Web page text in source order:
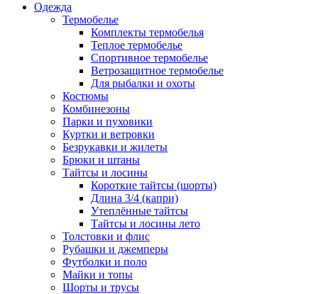
Одежда
Термобелье
Комплекты термобелья
Теплое термобелье
Спортивное термобелье
Ветрозащитное термобелье
Для рыбалки и охоты
Костюмы
Комбинезоны
Парки и пуховики
Куртки и ветровки
Безрукавки и жилеты
Брюки и штаны
Тайтсы и лосины
Короткие тайтсы (шорты)
Длина 3/4 (капри)
Утеплённые тайтсы
Тайтсы и лосины лето
Толстовки и флис
Рубашки и джемперы
Футболки и поло
Майки и топы
Шорты и трусы